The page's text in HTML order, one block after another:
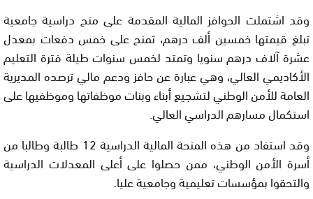
وقد اشتملت الحوافز المالية المقدمة على منح دراسية جامعية
تبلغ قيمتها خمسين ألف درهم، تمنح على خمس دفعات بمعدل
عشرة آلاف درهم سنويا وتمتد لخمس سنوات طيلة فترة التعليم
الأكاديمي العالي، وهي عبارة عن حافز ودعم مالي ترصده المديرية
العامة للأمن الوطني لتشجيع أبناء وبنات موظفاتها وموظفيها على
استكمال مسارهم الدراسي العالي.
وقد استفاد من هذه المنحة المالية الدراسية 12 طالبة وطالبا من
أسرة الأمن الوطني، ممن حصلوا على أعلى المعدلات الدراسية
والتحقوا بمؤسسات تعليمية وجامعية عليا.